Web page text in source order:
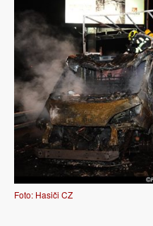
Foto: Hasiči CZ